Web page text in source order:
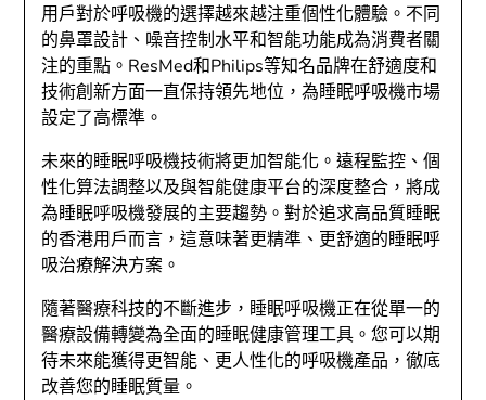
用戶對於呼吸機的選擇越來越注重個性化體驗。不同
的鼻罩設計、噪音控制水平和智能功能成為消費者關
注的重點。ResMed和Philips等知名品牌在舒適度和
技術創新方面一直保持領先地位，為睡眠呼吸機市場
設定了高標準。
未來的睡眠呼吸機技術將更加智能化。遠程監控、個
性化算法調整以及與智能健康平台的深度整合，將成
為睡眠呼吸機發展的主要趨勢。對於追求高品質睡眠
的香港用戶而言，這意味著更精準、更舒適的睡眠呼
吸治療解決方案。
隨著醫療科技的不斷進步，睡眠呼吸機正在從單一的
醫療設備轉變為全面的睡眠健康管理工具。您可以期
待未來能獲得更智能、更人性化的呼吸機產品，徹底
改善您的睡眠質量。